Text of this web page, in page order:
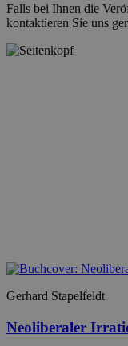
Falls bei Ihnen die
kontaktieren Sie uns
Gerhard Stapelfeldt
Neoliberaler